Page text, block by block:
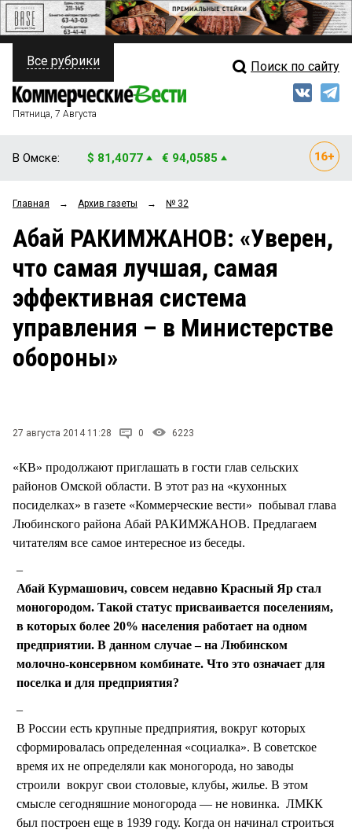
ПОЛИТИКА
ФИНАНСЫ
ОБЩЕСТВО
ЗАКОН
НОВОСТИ КОМПАНИЙ
СТИЛЬ ЖИЗНИ
Свежий выпуск
Рейтинги
Блоги
Архив
Все рубрики Поиск по сайту
Пятница, 7 Августа
В Омске: $ 81,4077 € 94,0585
Главная → Архив газеты → № 32
Абай РАКИМЖАНОВ: «Уверен,
что самая лучшая, самая
эффективная система
управления – в Министерстве
обороны»
27 августа 2014 11:28 0 6223
«КВ» продолжают приглашать в гости глав сельских
районов Омской области. В этот раз на «кухонных
посиделках» в газете «Коммерческие вести» побывал глава
Любинского района Абай РАКИМЖАНОВ. Предлагаем
читателям все самое интересное из беседы.
Абай Курмашович, совсем недавно Красный Яр стал
моногородом. Такой статус присваивается поселениям,
в которых более 20% населения работает на одном
предприятии. В данном случае – на Любинском
молочно-консервном комбинате. Что это означает для
поселка и для предприятия?
В России есть крупные предприятия, вокруг которых
сформировалась определенная «социалка». В советское
время их не определяли как моногорода, но заводы
строили вокруг свои столовые, клубы, жилье. В этом
смысле сегодняшние моногорода — не новинка. ЛМКК
был построен еще в 1939 году. Когда он начинал строиться